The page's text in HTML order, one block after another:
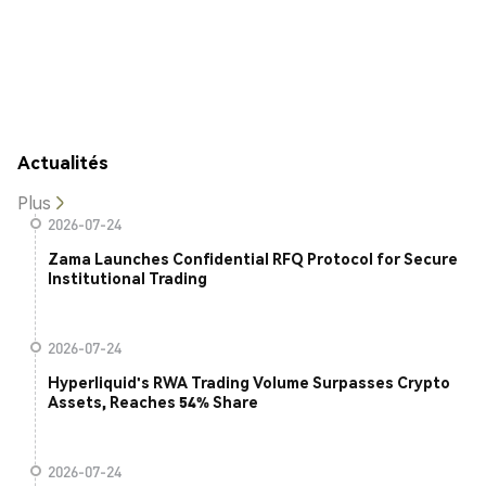
Actualités
Plus
2026-07-24
Zama Launches Confidential RFQ Protocol for Secure
Institutional Trading
2026-07-24
Hyperliquid's RWA Trading Volume Surpasses Crypto
Assets, Reaches 54% Share
2026-07-24